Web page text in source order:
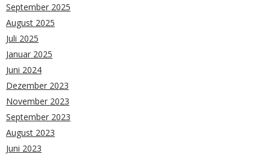
September 2025
August 2025
Juli 2025
Januar 2025
Juni 2024
Dezember 2023
November 2023
September 2023
August 2023
Juni 2023